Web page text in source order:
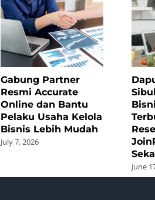
Gabung Partner
Resmi Accurate
Online dan Bantu
Pelaku Usaha Kelola
Bisnis Lebih Mudah
July 7, 2026
June